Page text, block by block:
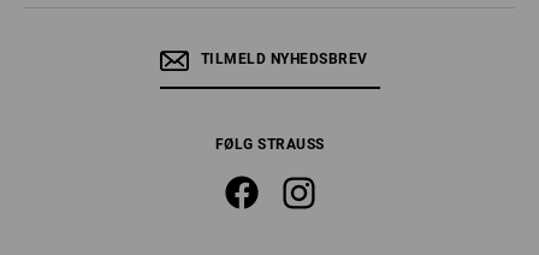
TILMELD NYHEDSBREV
FØLG STRAUSS